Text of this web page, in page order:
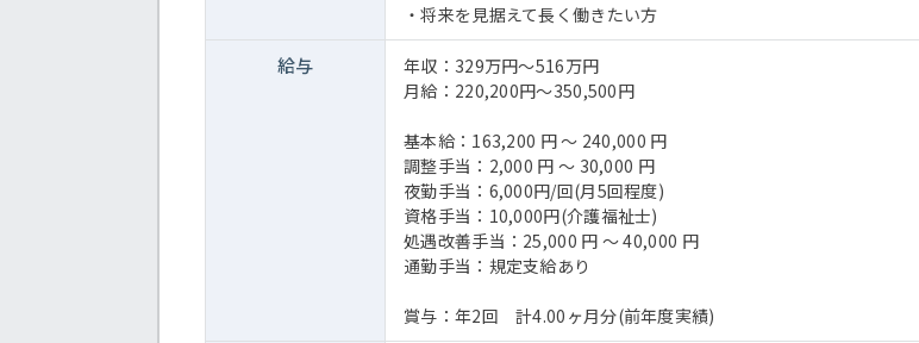
・将来を見据えて長く働きたい方
給与
年収：329万円～516万円
月給：220,200円～350,500円
基本給：163,200 円 〜 240,000 円
調整手当：2,000 円 〜 30,000 円
夜勤手当：6,000円/回(月5回程度)
資格手当：10,000円(介護福祉士)
処遇改善手当：25,000 円 〜 40,000 円
通勤手当：規定支給あり
賞与：年2回 計4.00ヶ月分(前年度実績)